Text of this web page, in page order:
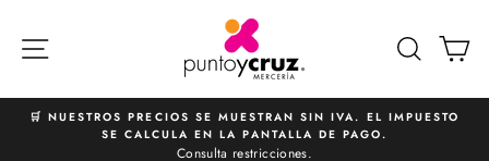
directamente
diapositivas
🛒 NUESTROS PRECIOS SE MUESTRAN SIN IVA. EL IMPUESTO
SE CALCULA EN LA PANTALLA DE PAGO.
Consulta restricciones.